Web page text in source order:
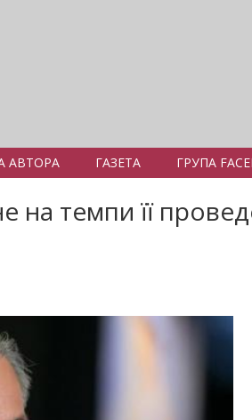
АВТОРА ГАЗЕТА ГРУПА
на темпи її